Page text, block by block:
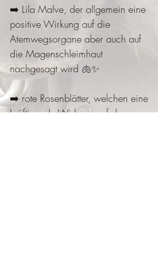
➡️ Lila Malve, der allgemein eine
positive Wirkung auf die
Atemwegsorgane aber auch auf
die Magenschleimhaut
nachgesagt wird 🫁✨
➡️ rote Rosenblätter, welchen eine
kräftigende Wirkung auf das